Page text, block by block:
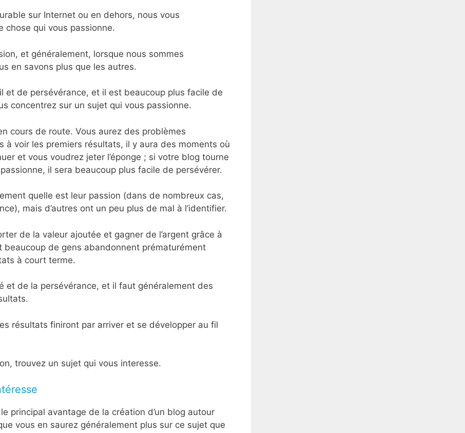
sur Internet ou en dehors, nous vous
chose qui vous passionne.
et généralement, lorsque nous sommes
en savons plus que les autres.
et de persévérance, et il est beaucoup plus facile de
concentrez sur un sujet qui vous passionne.
cours de route. Vous aurez des problèmes
à voir les premiers résultats, il y aura des moments où
et vous voudrez jeter l’éponge ; si votre blog tourne
il sera beaucoup plus facile de persévérer.
quelle est leur passion (dans de nombreux cas,
mais d’autres ont un peu plus de mal à l’identifier.
de la valeur ajoutée et gagner de l’argent grâce à
beaucoup de gens abandonnent prématurément
à court terme.
et de la persévérance, et il faut généralement des
résultats finiront par arriver et se développer au fil
trouvez un sujet qui vous interesse.
principal avantage de la création d’un blog autour
vous en saurez généralement plus sur ce sujet que